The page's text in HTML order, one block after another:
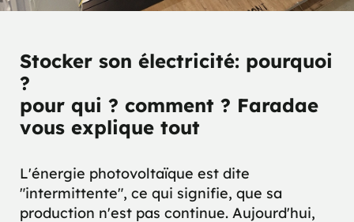
Stocker son électricité: pourquoi
?
pour qui ? comment ? Faradae
vous explique tout
L'énergie photovoltaïque est dite
"intermittente", ce qui signifie, que sa
production n'est pas continue. Aujourd'hui,